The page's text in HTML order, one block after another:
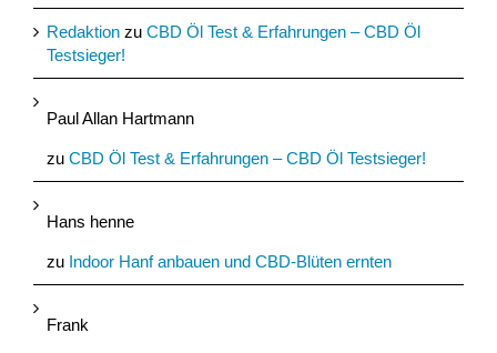
Redaktion zu CBD Öl Test & Erfahrungen – CBD Öl
Testsieger!
Paul Allan Hartmann
zu CBD Öl Test & Erfahrungen – CBD Öl Testsieger!
Hans henne
zu Indoor Hanf anbauen und CBD-Blüten ernten
Frank